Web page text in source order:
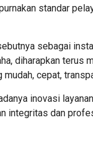
standar
sebagai
diharapkan terus
cepat,
inovasi
integritas dan